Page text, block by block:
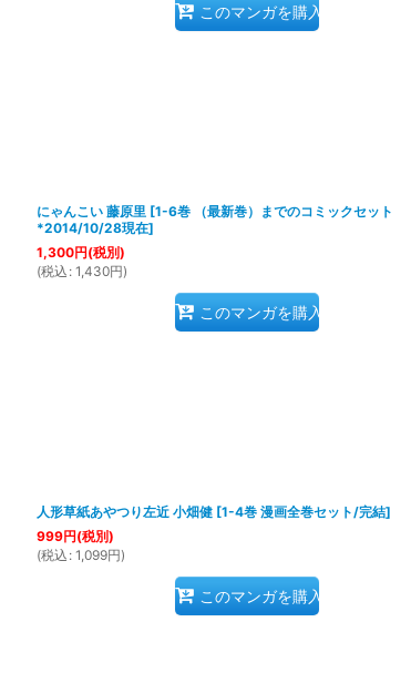
このマンガを購入
にゃんこい 藤原里 [1-6巻 （最新巻）までのコミックセット
*2014/10/28現在]
1,300円(税別)
(税込 : 1,430円)
このマンガを購入
人形草紙あやつり左近 小畑健 [1-4巻 漫画全巻セット/完結]
999円(税別)
(税込 : 1,099円)
このマンガを購入